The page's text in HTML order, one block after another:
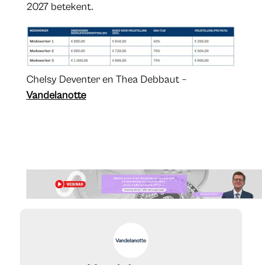
2027 betekent.
​Chelsy Deventer en Thea Debbaut – ​
Vandelanotte